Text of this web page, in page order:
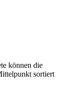
können die
sortiert